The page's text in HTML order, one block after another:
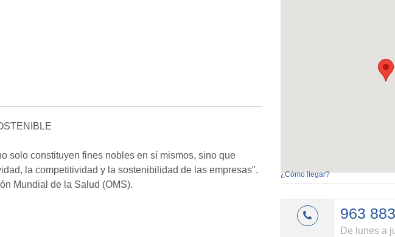
solo constituyen fines nobles en sí mismos, sino que
la competitividad y la sostenibilidad de las empresas".
Mundial de la Salud (OMS).
¿Cómo llegar?
963
De lunes a